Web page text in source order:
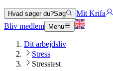
Hvad søger du?Søg
Mit Krifa
Bliv medlem
Menu
Dit arbejdsliv
Stress
Stresstest